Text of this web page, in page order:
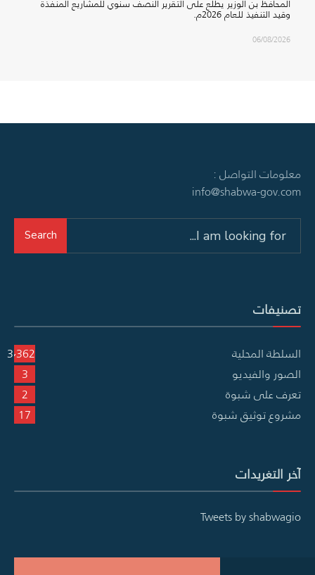
المحافظ بن الوزير يطلع على التقرير النصف سنوي للمشاريع المنفذة
وقيد التنفيذ للعام 2026م.
06/08/2026
معلومات التواصل :
info@shabwa-gov.com
Search
تصنيفات
السلطة المحلية
3٬362
الصور والفيديو
3
تعرف على شبوة
2
مشروع توثيق شبوة
17
آخر التغريدات
Tweets by shabwagio